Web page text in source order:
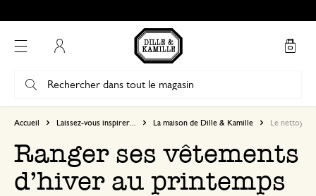
Accueil Laissez-vous inspirer... La maison de Dille & Kamille Le
Ranger ses vêtements
d’hiver au printemps